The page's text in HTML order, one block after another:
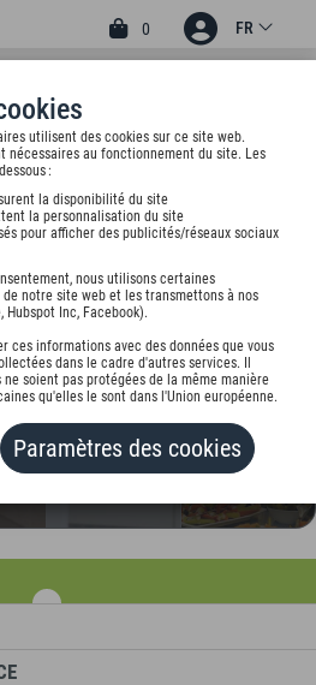
utilisent des cookies sur ce site web.
nécessaires au fonctionnement du site. Les
:
la disponibilité du site
la personnalisation du site
pour afficher des publicités/réseaux sociaux
nous utilisons certaines
notre site web et les transmettons à nos
Inc, Facebook).
ces informations avec des données que vous
dans le cadre d'autres services. Il
soient pas protégées de la même manière
qu'elles le sont dans l'Union européenne.
Paramètres des cookies
0 FR
&
MÜNCHEN
undefined